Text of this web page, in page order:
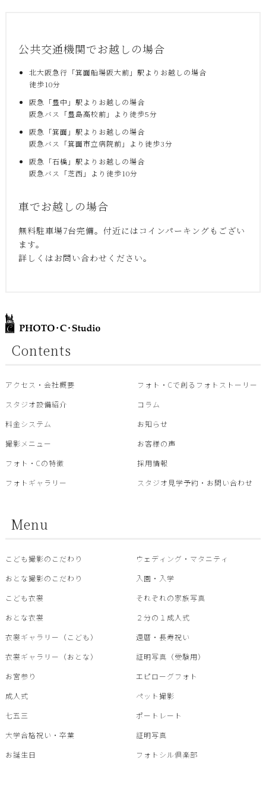
公共交通機関でお越しの場合
北大阪急行「箕面船場阪大前」駅よりお越しの場合
徒歩10分
阪急「豊中」駅よりお越しの場合
阪急バス「豊島高校前」より徒歩5分
阪急「箕面」駅よりお越しの場合
阪急バス「箕面市立病院前」より徒歩3分
阪急「石橋」駅よりお越しの場合
阪急バス「芝西」より徒歩10分
車でお越しの場合
無料駐車場7台完備。付近にはコインパーキングもござい
ます。
詳しくはお問い合わせください。
Contents
アクセス・会社概要
スタジオ設備紹介
料金システム
撮影メニュー
フォト・Cの特徴
フォトギャラリー
フォト・Cで創るフォトストーリー
コラム
お知らせ
お客様の声
採用情報
スタジオ見学予約・お問い合わせ
Menu
こども撮影のこだわり
おとな撮影のこだわり
こども衣裳
おとな衣裳
衣裳ギャラリー（こども）
衣裳ギャラリー（おとな）
お宮参り
成人式
七五三
大学合格祝い・卒業
お誕生日
ウェディング・マタニティ
入園・入学
それぞれの家族写真
２分の１成人式
還暦・⾧寿祝い
証明写真（受験用）
エピローグフォト
ペット撮影
ポートレート
証明写真
フォトシル倶楽部